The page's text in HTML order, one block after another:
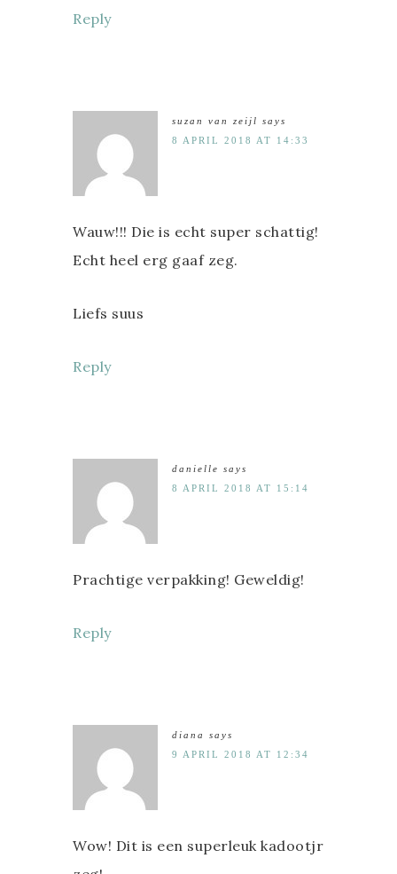
Reply
suzan van zeijl says
8 APRIL 2018 AT 14:33
Wauw!!! Die is echt super schattig!
Echt heel erg gaaf zeg.
Liefs suus
Reply
danielle says
8 APRIL 2018 AT 15:14
Prachtige verpakking! Geweldig!
Reply
diana
says
9 APRIL 2018 AT 12:34
Wow! Dit is een superleuk kadootjr